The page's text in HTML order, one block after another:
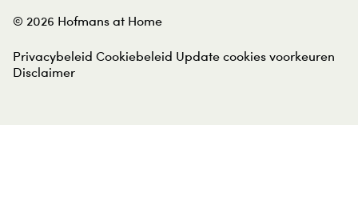
© 2026 Hofmans at Home
Privacybeleid Cookiebeleid Update cookies voorkeuren
Disclaimer